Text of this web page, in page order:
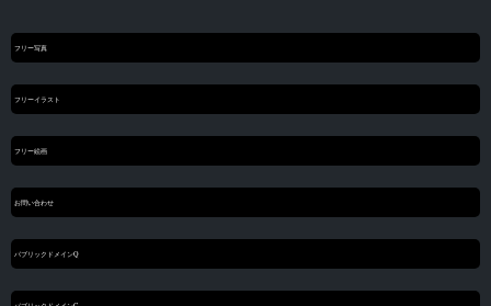
フリー写真
フリーイラスト
フリー絵画
お問い合わせ
パブリックドメインQ